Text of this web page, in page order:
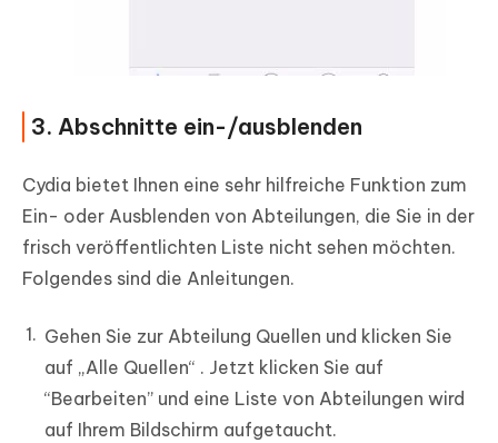
3. Abschnitte ein-/ausblenden
Cydia bietet Ihnen eine sehr hilfreiche Funktion zum
Ein- oder Ausblenden von Abteilungen, die Sie in der
frisch veröffentlichten Liste nicht sehen möchten.
Folgendes sind die Anleitungen.
Gehen Sie zur Abteilung Quellen und klicken Sie
auf „Alle Quellen“ . Jetzt klicken Sie auf
“Bearbeiten” und eine Liste von Abteilungen wird
auf Ihrem Bildschirm aufgetaucht.